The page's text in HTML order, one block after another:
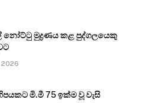
නෝට්ටු මුද්‍රණය කළ පුද්ගලයෙකු
මි.මී 75 ඉක්ම වූ වැසි